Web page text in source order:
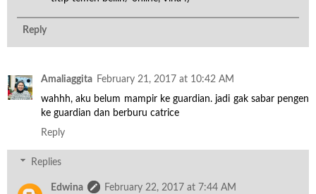
Reply
Amaliaggita February 21, 2017 at 10:42 AM
wahhh, aku belum mampir ke guardian. jadi gak sabar pengen
ke guardian dan berburu catrice
Reply
Replies
Edwina
February 22, 2017 at 7:44 AM